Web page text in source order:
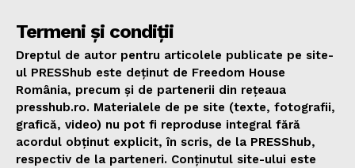
Termeni și condiții
Dreptul de autor pentru articolele publicate pe site-
ul PRESShub este deținut de Freedom House
România, precum și de partenerii din rețeaua
presshub.ro. Materialele de pe site (texte, fotografii,
grafică, video) nu pot fi reproduse integral fără
acordul obținut explicit, în scris, de la PRESShub,
respectiv de la parteneri. Conținutul site-ului este